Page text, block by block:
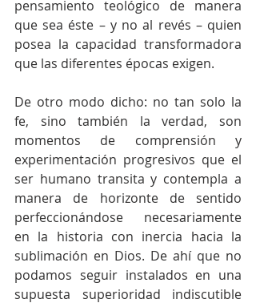
pensamiento teológico de manera
que sea éste – y no al revés – quien
posea la capacidad transformadora
que las diferentes épocas exigen.
De otro modo dicho: no tan solo la
fe, sino también la verdad, son
momentos de comprensión y
experimentación progresivos que el
ser humano transita y contempla a
manera de horizonte de sentido
perfeccionándose necesariamente
en la historia con inercia hacia la
sublimación en Dios. De ahí que no
podamos seguir instalados en una
supuesta superioridad indiscutible